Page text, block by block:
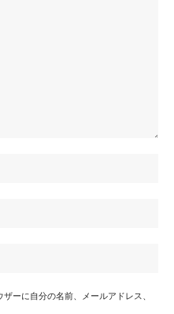
ーに自分の名前、メールアドレス、